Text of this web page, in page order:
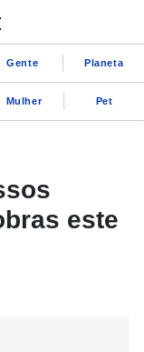
Gente Planeta
Mulher Pet
este